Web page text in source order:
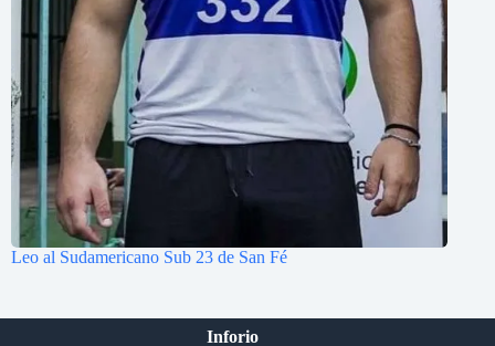
Leo al Sudamericano Sub 23 de San Fé
Inforio